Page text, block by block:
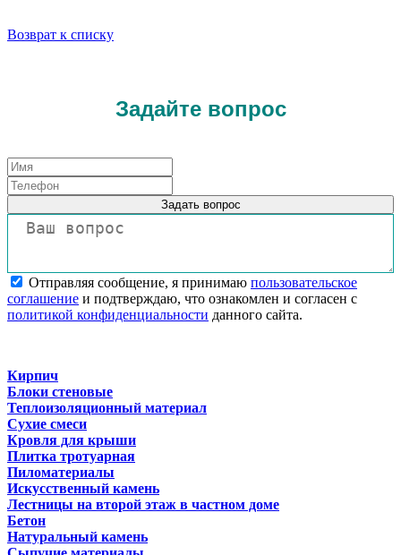
Возврат к списку
Задайте вопрос
Задать вопрос
Отправляя сообщение, я принимаю пользовательское
соглашение и подтверждаю, что ознакомлен и согласен с
политикой конфиденциальности данного сайта.
Кирпич
Блоки стеновые
Теплоизоляционный материал
Сухие смеси
Кровля для крыши
Плитка тротуарная
Пиломатериалы
Искусственный камень
Лестницы на второй этаж в частном доме
Бетон
Натуральный камень